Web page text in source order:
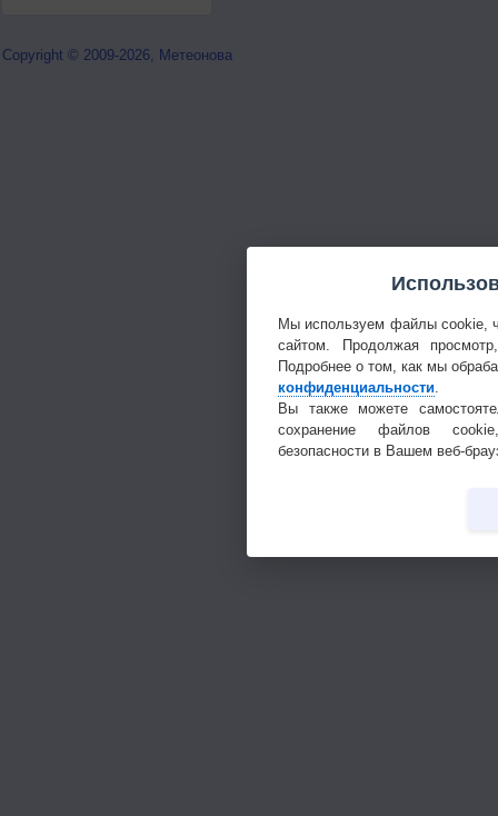
Copyright © 2009-2026, Метеонова
Мы используем файлы cookie,
сайтом. Продолжая
Подробнее о том, как мы
конфиденциальности
Вы также можете
сохранение файлов
безопасности в Вашем веб-